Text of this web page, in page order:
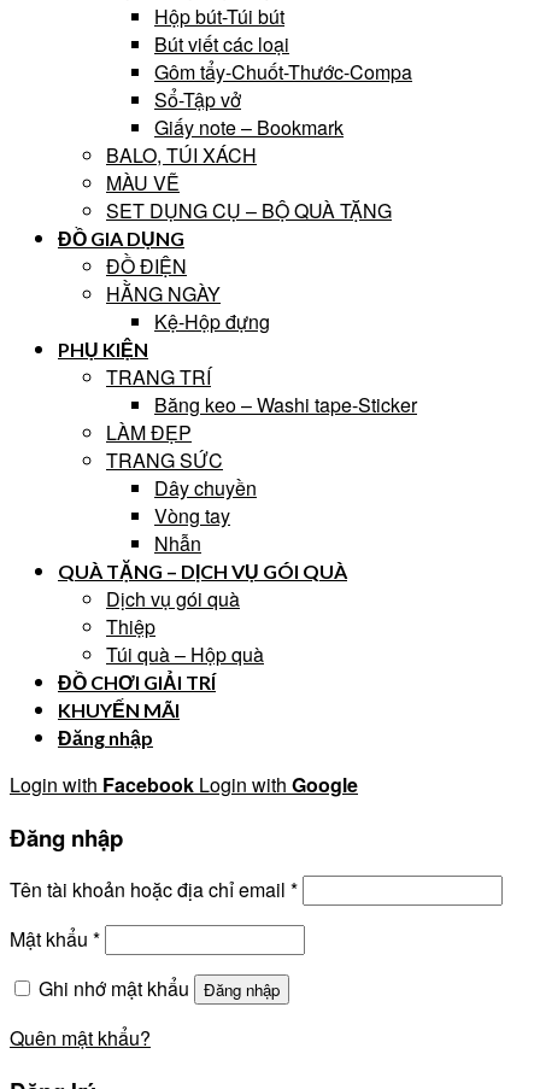
Hộp bút-Túi bút
Bút viết các loại
Gôm tẩy-Chuốt-Thước-Compa
Sổ-Tập vở
Giấy note – Bookmark
BALO, TÚI XÁCH
MÀU VẼ
SET DỤNG CỤ – BỘ QUÀ TẶNG
ĐỒ GIA DỤNG
ĐỒ ĐIỆN
HẰNG NGÀY
Kệ-Hộp đựng
PHỤ KIỆN
TRANG TRÍ
Băng keo – Washi tape-Sticker
LÀM ĐẸP
TRANG SỨC
Dây chuyền
Vòng tay
Nhẫn
QUÀ TẶNG – DỊCH VỤ GÓI QUÀ
Dịch vụ gói quà
Thiệp
Túi quà – Hộp quà
ĐỒ CHƠI GIẢI TRÍ
KHUYẾN MÃI
Đăng nhập
Login with Facebook Login with Google
Đăng nhập
Tên tài khoản hoặc địa chỉ email *
Mật khẩu *
Ghi nhớ mật khẩu
Đăng nhập
Quên mật khẩu?